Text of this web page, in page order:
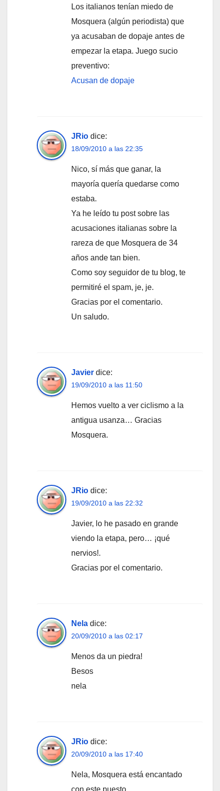
Los italianos tenían miedo de
Mosquera (algún periodista) que
ya acusaban de dopaje antes de
empezar la etapa. Juego sucio
preventivo:
Acusan de dopaje
JRio dice:
18/09/2010 a las 22:35
Nico, sí más que ganar, la
mayoría quería quedarse como
estaba.
Ya he leído tu post sobre las
acusaciones italianas sobre la
rareza de que Mosquera de 34
años ande tan bien.
Como soy seguidor de tu blog, te
permitiré el spam, je, je.
Gracias por el comentario.
Un saludo.
Javier dice:
19/09/2010 a las 11:50
Hemos vuelto a ver ciclismo a la
antigua usanza… Gracias
Mosquera.
JRio dice:
19/09/2010 a las 22:32
Javier, lo he pasado en grande
viendo la etapa, pero… ¡qué
nervios!.
Gracias por el comentario.
Nela dice:
20/09/2010 a las 02:17
Menos da un piedra!
Besos
nela
JRio dice:
20/09/2010 a las 17:40
Nela, Mosquera está encantado
con este puesto.